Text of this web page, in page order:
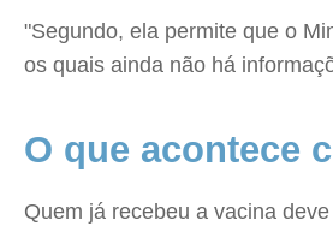
"Segundo, ela permite que o
os quais ainda não há
O que acontece
Quem já recebeu a vacina